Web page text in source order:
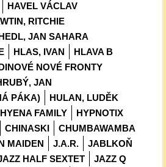
HAVEL VÁCLAV
RITCHIE
JAN SAHARA
HLAS, IVAN
HLAVA B
NOVÉ FRONTY
JAN
PÁKA)
HULAN, LUDĚK
HYENA FAMILY
HYPNOTIX
CHINASKI
CHUMBAWAMBA
MAIDEN J.A.R.
JABLKOŇ
HALF SEXTET
JAZZ Q